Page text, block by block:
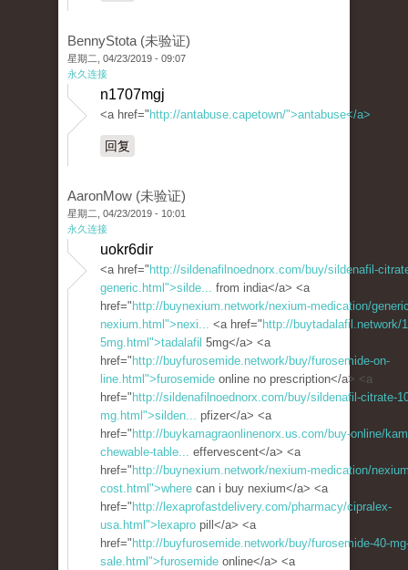
BennyStota (未验证)
星期二, 04/23/2019 - 09:07
永久连接
n1707mgj
<a href=" http://antabuse.capetown/">antabuse</a>
回复
AaronMow (未验证)
星期二, 04/23/2019 - 10:01
永久连接
uokr6dir
<a href=" http://sildenafilnoednorx.com/buy/sildenafil-
generic.html">silde... from india</a> <a
href=" http://buynexium.network/nexium-medication/
nexium.html">nexi... <a href=" http://buytadalafil.network/
5mg.html">tadalafil 5mg</a> <a
href=" http://buyfurosemide.network/buy/furosemide-on-
line.html">furosemide online no prescription</a> <a
href=" http://sildenafilnoednorx.com/buy/sildenafil-citrate-
mg.html">silden... pfizer</a> <a
href=" http://buykamagraonlinenorx.us.com/buy-online/
chewable-table... effervescent</a> <a
href=" http://buynexium.network/nexium-medication/
cost.html">where can i buy nexium</a> <a
href=" http://lexaprofastdelivery.com/pharmacy/cipralex-
usa.html">lexapro pill</a> <a
href=" http://buyfurosemide.network/buy/furosemide-40-
sale.html">furosemide online</a> <a